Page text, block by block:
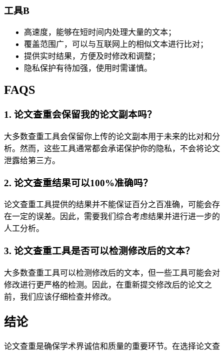
工具B
高速度，能够在短时间内处理大量的文本；
覆盖范围广，可以与互联网上的相似文本进行比对；
提供实时结果，方便及时修改和调整；
隐私保护有待加强，使用时需谨慎。
FAQS
1. 论文查重会保留我的论文副本吗？
大多数查重工具会保留你上传的论文副本用于未来的比对和分
析。然而，这些工具通常都会承诺保护你的隐私，不会将论文
泄露给第三方。
2. 论文查重结果可以100%准确吗？
论文查重工具提供的结果并不能保证百分之百准确，可能会存
在一定的误差。因此，需要我们综合考虑结果并进行进一步的
人工分析。
3. 论文查重工具是否可以检测修改后的文本？
大多数查重工具可以检测修改后的文本，但一些工具可能会对
修改进行更严格的检测。因此，在重新提交修改后的论文之
前，我们应该仔细检查并修改。
结论
论文查重是确保学术界诚信和质量的重要环节。在选择论文查